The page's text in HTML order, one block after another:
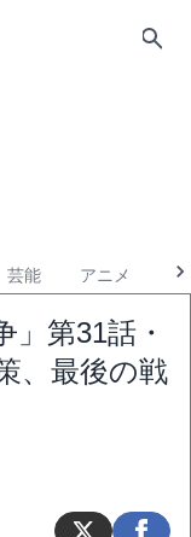
芸能 アニメ
」第31話・
、最後の戦